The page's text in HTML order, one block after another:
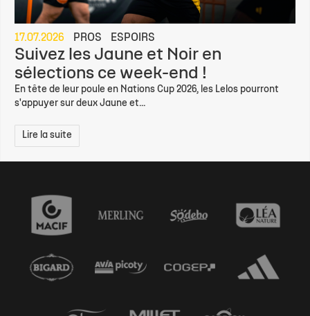
17.07.2026 PROS ESPOIRS
Suivez les Jaune et Noir en
sélections ce week-end !
En tête de leur poule en Nations Cup 2026, les Lelos pourront
s'appuyer sur deux Jaune et...
Lire la suite